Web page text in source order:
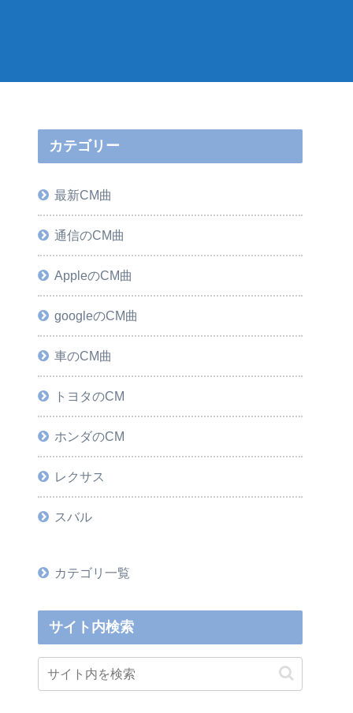
カテゴリー
最新CM曲
通信のCM曲
AppleのCM曲
googleのCM曲
車のCM曲
トヨタのCM
ホンダのCM
レクサス
スバル
カテゴリ一覧
サイト内検索